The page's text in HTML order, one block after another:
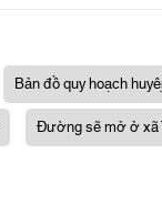
Bản đồ quy hoạch
Đường sẽ mở ở xã